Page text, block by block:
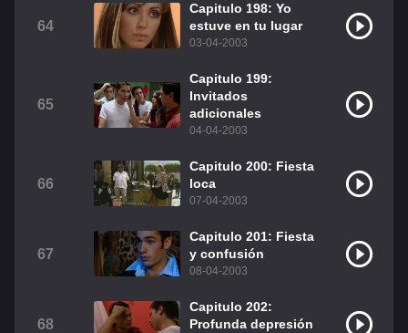
64
Capitulo 198: Yo
estuve en tu lugar
03-04-2003
65
Capitulo 199:
Invitados
adicionales
04-04-2003
66
Capitulo 200: Fiesta
loca
07-04-2003
67
Capitulo 201: Fiesta
y confusión
08-04-2003
68
Capitulo 202:
Profunda depresión